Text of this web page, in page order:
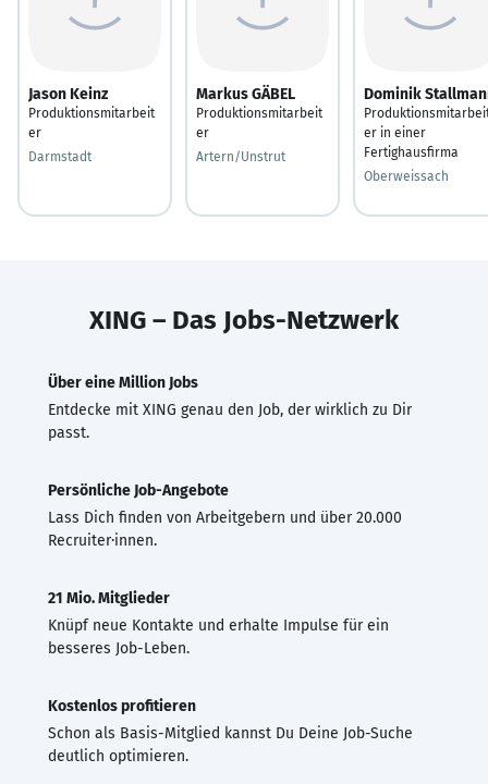
Jason Keinz
Produktionsmitarbeit
er
Darmstadt
Markus GÄBEL
Produktionsmitarbeit
er
Artern/Unstrut
Dominik
er in einer
Fertighausfirma
Oberweissach
XING – Das Jobs-Netzwerk
Über eine Million Jobs
Entdecke mit XING genau den Job, der wirklich zu Dir
passt.
Persönliche Job-Angebote
Lass Dich finden von Arbeitgebern und über 20.000
Recruiter·innen.
21 Mio. Mitglieder
Knüpf neue Kontakte und erhalte Impulse für ein
besseres Job-Leben.
Kostenlos profitieren
Schon als Basis-Mitglied kannst Du Deine Job-Suche
deutlich optimieren.